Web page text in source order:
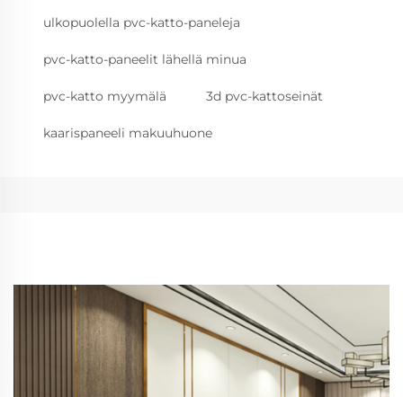
ulkopuolella pvc-katto-paneleja
pvc-katto-paneelit lähellä minua
pvc-katto myymälä 3d pvc-kattoseinät
kaarispaneeli makuuhuone